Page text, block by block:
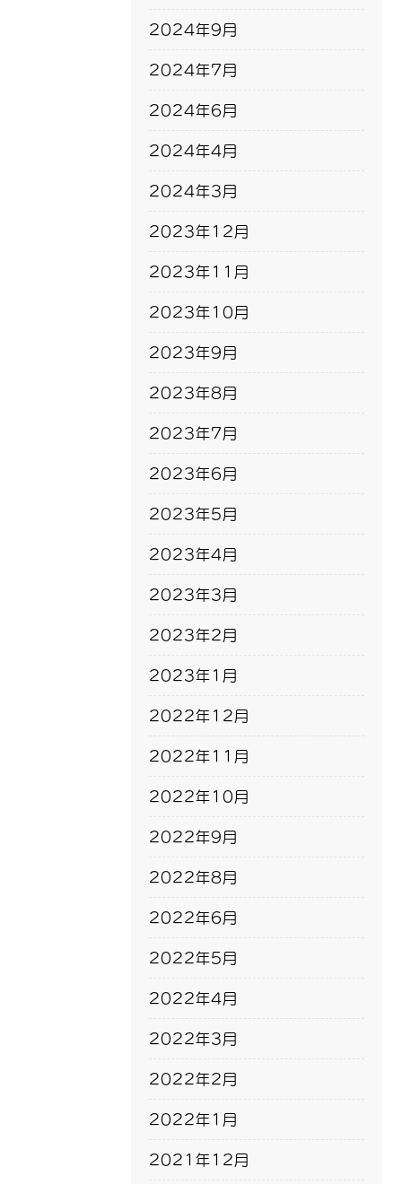
2024年9月
2024年7月
2024年6月
2024年4月
2024年3月
2023年12月
2023年11月
2023年10月
2023年9月
2023年8月
2023年7月
2023年6月
2023年5月
2023年4月
2023年3月
2023年2月
2023年1月
2022年12月
2022年11月
2022年10月
2022年9月
2022年8月
2022年6月
2022年5月
2022年4月
2022年3月
2022年2月
2022年1月
2021年12月